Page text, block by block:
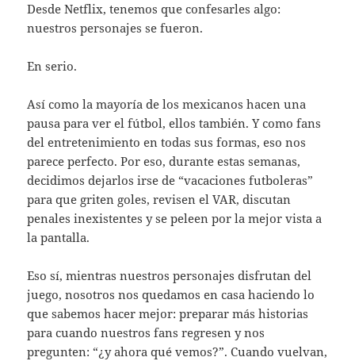
Desde Netflix, tenemos que confesarles algo:
nuestros personajes se fueron.
En serio.
Así como la mayoría de los mexicanos hacen una
pausa para ver el fútbol, ellos también. Y como fans
del entretenimiento en todas sus formas, eso nos
parece perfecto. Por eso, durante estas semanas,
decidimos dejarlos irse de “vacaciones futboleras”
para que griten goles, revisen el VAR, discutan
penales inexistentes y se peleen por la mejor vista a
la pantalla.
Eso sí, mientras nuestros personajes disfrutan del
juego, nosotros nos quedamos en casa haciendo lo
que sabemos hacer mejor: preparar más historias
para cuando nuestros fans regresen y nos
pregunten: “¿y ahora qué vemos?”. Cuando vuelvan,